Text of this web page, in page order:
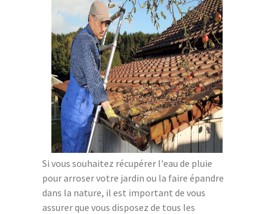
Si vous souhaitez récupérer l'eau de pluie
pour arroser votre jardin ou la faire épandre
dans la nature, il est important de vous
assurer que vous disposez de tous les